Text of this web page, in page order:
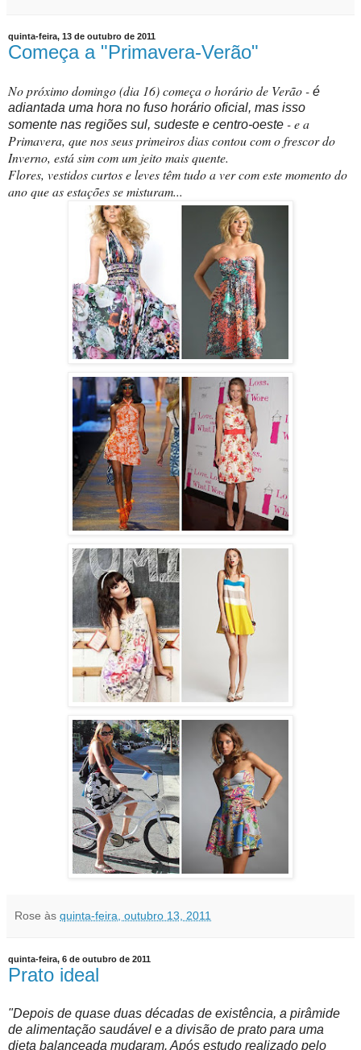
quinta-feira, 13 de outubro de 2011
Começa a "Primavera-Verão"
No próximo domingo (dia 16) começa o horário de Verão - é
adiantada uma hora no fuso horário oficial, mas isso
somente nas regiões sul, sudeste e centro-oeste - e a
Primavera, que nos seus primeiros dias contou com o frescor do
Inverno, está sim com um jeito mais quente.
Flores, vestidos curtos e leves têm tudo a ver com este momento do
ano que as estações se misturam...
Rose às quinta-feira, outubro 13, 2011
quinta-feira, 6 de outubro de 2011
Prato ideal
"Depois de quase duas décadas de existência, a pirâmide
de alimentação saudável e a divisão de prato para uma
dieta balanceada mudaram. Após estudo realizado pelo